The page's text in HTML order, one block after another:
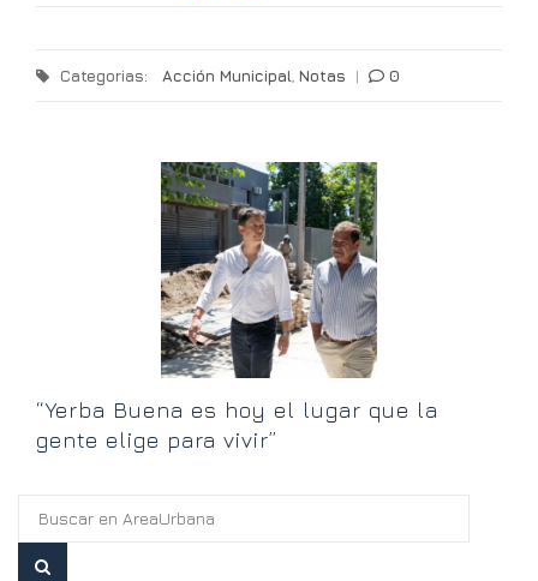
Categorias: Acción Municipal Notas | 0
“Yerba Buena es hoy el lugar que la
gente elige para vivir”